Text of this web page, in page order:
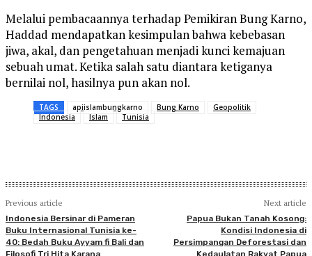
Melalui pembacaannya terhadap Pemikiran Bung Karno,
Haddad mendapatkan kesimpulan bahwa kebebasan
jiwa, akal, dan pengetahuan menjadi kunci kemajuan
sebuah umat. Ketika salah satu diantara ketiganya
bernilai nol, hasilnya pun akan nol.
TAGS apiislambungkarno Bung Karno
Geopolitik
Indonesia
Islam Tunisia
Previous article
Indonesia Bersinar di Pameran
Buku Internasional Tunisia ke-
40: Bedah Buku Ayyam fi Bali dan
Filosofi Tri Hita Karana
Next article
Papua Bukan Tanah Kosong:
Kondisi Indonesia di
Persimpangan Deforestasi dan
Kedaulatan Rakyat Papua